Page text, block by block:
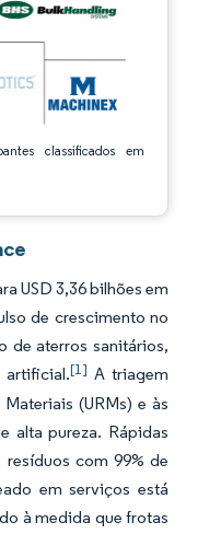
classificados em
USD 3,36 bilhões em
de crescimento no
de aterros sanitários,
artificial.[1] A triagem
(URMs) e às
alta pureza. Rápidas
com 99% de
em serviços está
à medida que frotas